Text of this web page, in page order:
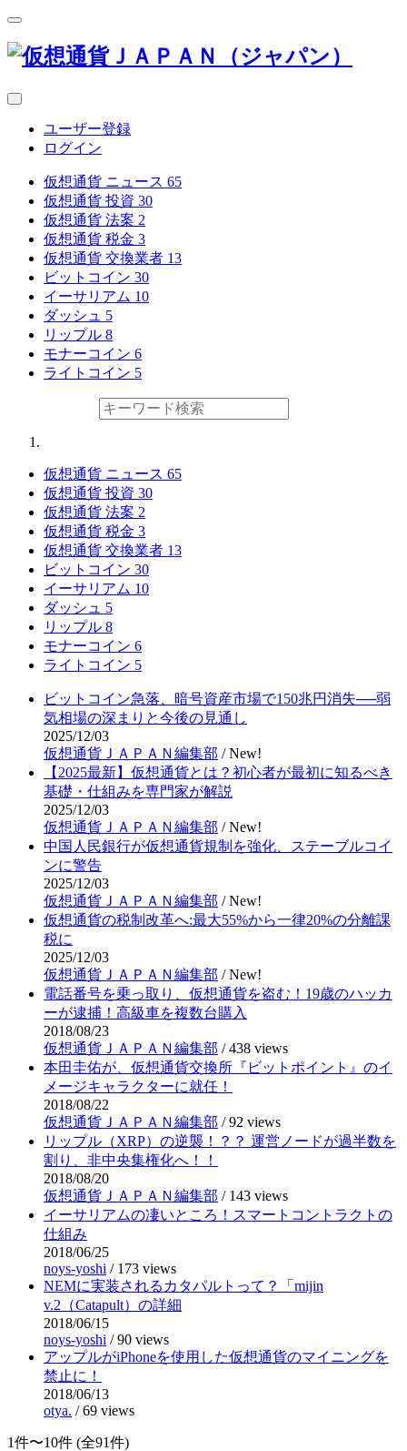
ユーザー登録
ログイン
仮想通貨 ニュース 65
仮想通貨 投資 30
仮想通貨 法案 2
仮想通貨 税金 3
仮想通貨 交換業者 13
ビットコイン 30
イーサリアム 10
ダッシュ 5
リップル 8
モナーコイン 6
ライトコイン 5
仮想通貨 ニュース 65
仮想通貨 投資 30
仮想通貨 法案 2
仮想通貨 税金 3
仮想通貨 交換業者 13
ビットコイン 30
イーサリアム 10
ダッシュ 5
リップル 8
モナーコイン 6
ライトコイン 5
ビットコイン急落、暗号資産市場で150兆円消失──弱
気相場の深まりと今後の見通し
2025/12/03
仮想通貨ＪＡＰＡＮ編集部 /New!
【2025最新】仮想通貨とは？初心者が最初に知るべき
基礎・仕組みを専門家が解説
2025/12/03
仮想通貨ＪＡＰＡＮ編集部 /New!
中国人民銀行が仮想通貨規制を強化、ステーブルコイ
ンに警告
2025/12/03
仮想通貨ＪＡＰＡＮ編集部 /New!
仮想通貨の税制改革へ:最大55%から一律20%の分離課
税に
2025/12/03
仮想通貨ＪＡＰＡＮ編集部 /New!
電話番号を乗っ取り、仮想通貨を盗む！19歳のハッカ
ーが逮捕！高級車を複数台購入
2018/08/23
仮想通貨ＪＡＰＡＮ編集部 /438 views
本田圭佑が、仮想通貨交換所『ビットポイント』のイ
メージキャラクターに就任！
2018/08/22
仮想通貨ＪＡＰＡＮ編集部 /92 views
リップル（XRP）の逆襲！？？ 運営ノードが過半数を
割り、非中央集権化へ！！
2018/08/20
仮想通貨ＪＡＰＡＮ編集部 / 143 views
イーサリアムの凄いところ！スマートコントラクトの
仕組み
2018/06/25
noys-yoshi / 173 views
NEMに実装されるカタパルトって？「mijin
v.2（Catapult）の詳細
2018/06/15
noys-yoshi /90 views
アップルがiPhoneを使用した仮想通貨のマイニングを
禁止に！
2018/06/13
otya. /69 views
1件〜10件 (全91件)